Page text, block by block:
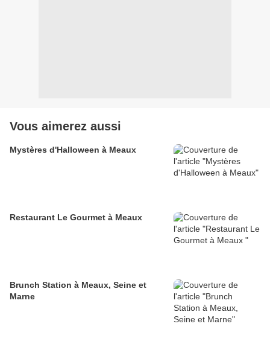
Vous aimerez aussi
Mystères d'Halloween à Meaux
Restaurant Le Gourmet à Meaux
Brunch Station à Meaux, Seine et
Marne